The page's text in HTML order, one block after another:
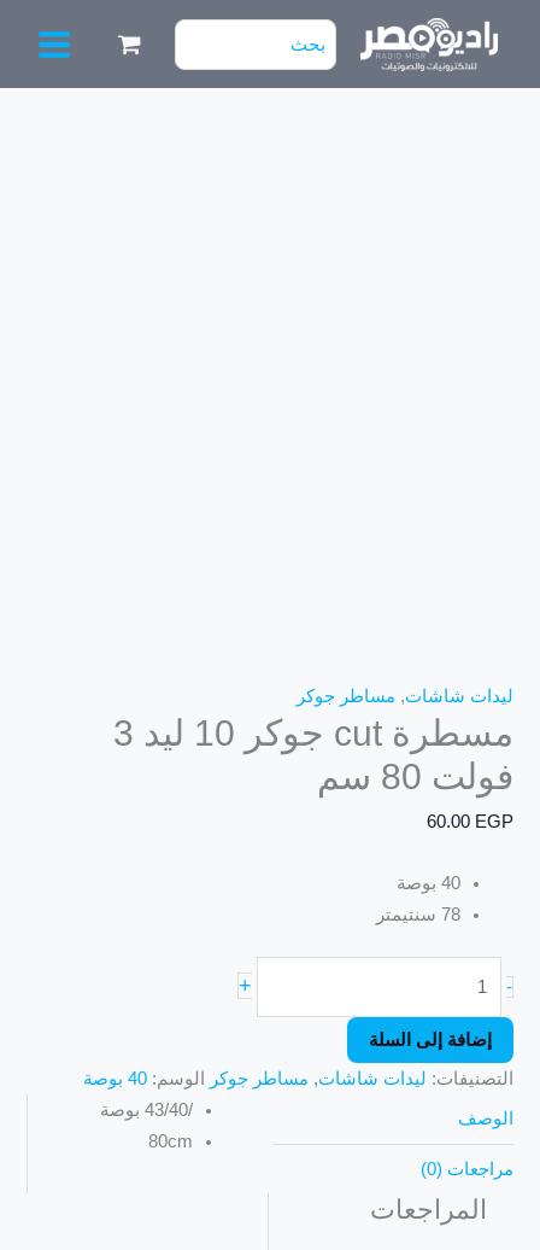
البحث
عن:
ليدات شاشات, مساطر جوكر
مسطرة cut جوكر 10 ليد 3
فولت 80 سم
60.00 EGP
40 بوصة
78 سنتيمتر
-
+
إضافة إلى السلة
التصنيفات: ليدات شاشات, مساطر جوكر الوسم:40 بوصة
الوصف
مراجعات (0)
/43/40 بوصة
80cm
المراجعات